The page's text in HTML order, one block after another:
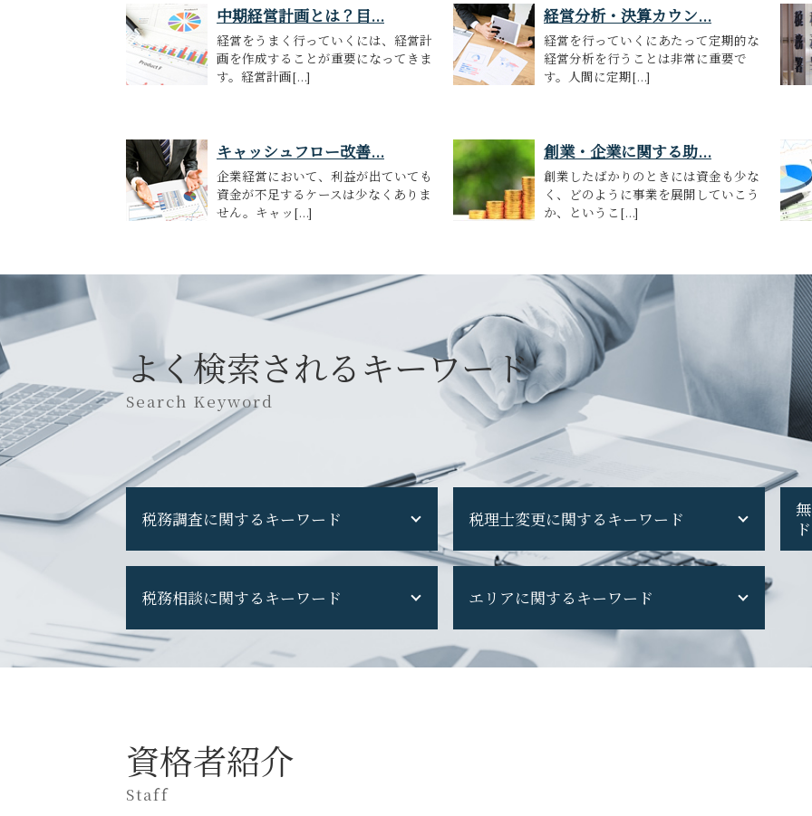
中期経営計画とは？目...
経営をうまく行っていくには、経営計
画を作成することが重要になってきま
す。経営計画[...]
経営分析・決算カウン...
経営を行っていくにあたって定期的な
経営分析を行うことは非常に重要で
す。人間に定期[...]
キャッシュフロー改善...
企業経営において、利益が出ていても
資金が不足するケースは少なくありま
せん。キャッ[...]
創業・企業に関する助...
創業したばかりのときには資金も少な
く、どのように事業を展開していこう
か、というこ[...]
よく検索されるキーワード
Search Keyword
税務調査に関するキーワード
税務調査 通知 来た
税務調査 当日
税務調査 期間
税務調査 怖い
税務調査 現金商売
税務調査 重加算税
税理士変更に関するキーワード
税理士 を 変える デメリット
税理士 を 変える
税理士変更 電子申告
ド
税務相談に関するキーワード
税務申告 決算承認
税務申告 決算確定日
個人事業主 確定申告
エリアに関するキーワード
府中市 法人税務
資格者紹介
Staff